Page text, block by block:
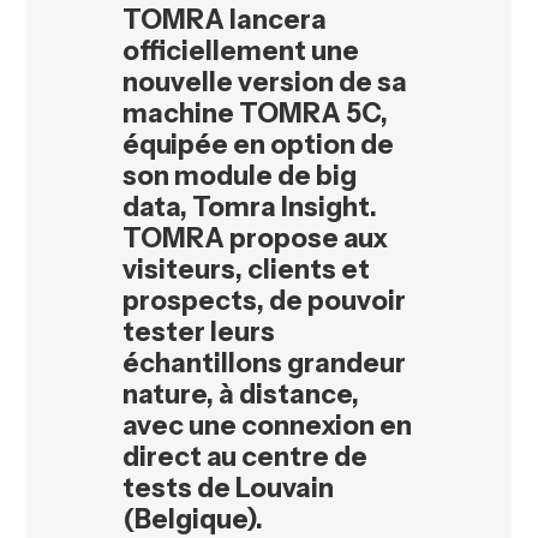
TOMRA lancera
officiellement une
nouvelle version de sa
machine TOMRA 5C,
équipée en option de
son module de big
data, Tomra Insight.
TOMRA propose aux
visiteurs, clients et
prospects, de pouvoir
tester leurs
échantillons grandeur
nature, à distance,
avec une connexion en
direct au centre de
tests de Louvain
(Belgique).